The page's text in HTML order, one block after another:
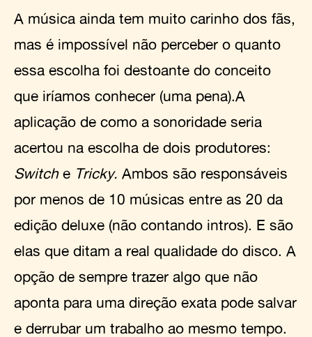
A música ainda tem muito carinho dos fãs,
mas é impossível não perceber o quanto
essa escolha foi destoante do conceito
que iríamos conhecer (uma pena).A
aplicação de como a sonoridade seria
acertou na escolha de dois produtores:
Switche Tricky. Ambos são responsáveis
por menos de 10 músicas entre as 20 da
edição deluxe (não contando intros). E são
elas que ditam a real qualidade do disco. A
opção de sempre trazer algo que não
aponta para uma direção exata pode salvar
e derrubar um trabalho ao mesmo tempo.